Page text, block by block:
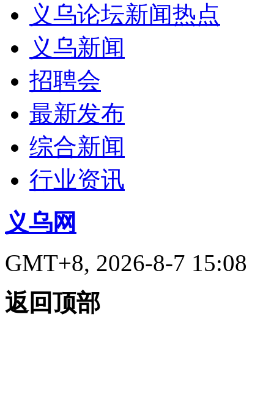
义乌论坛新闻热点
义乌新闻
招聘会
最新发布
综合新闻
行业资讯
义乌网
GMT+8, 2026-8-7 15:08
返回顶部